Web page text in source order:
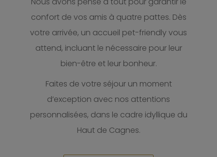
confort de vos amis à quatre pattes. Dès
votre arrivée, un accueil pet-friendly vous
attend, incluant le nécessaire pour leur
bien-être et leur bonheur.
Faites de votre séjour un moment
d’exception avec nos attentions
personnalisées, dans le cadre idyllique du
Haut de Cagnes.